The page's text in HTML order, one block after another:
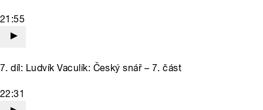
21:55
7. díl: Ludvík Vaculík: Český snář – 7. část
22:31